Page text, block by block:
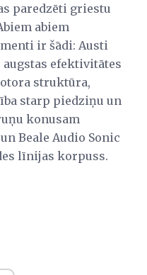
paredzēti griestu
abiem
ir šādi: Austi
efektivitātes
struktūra,
starp piedziņu un
konusam
Beale Audio Sonic
līnijas korpuss.